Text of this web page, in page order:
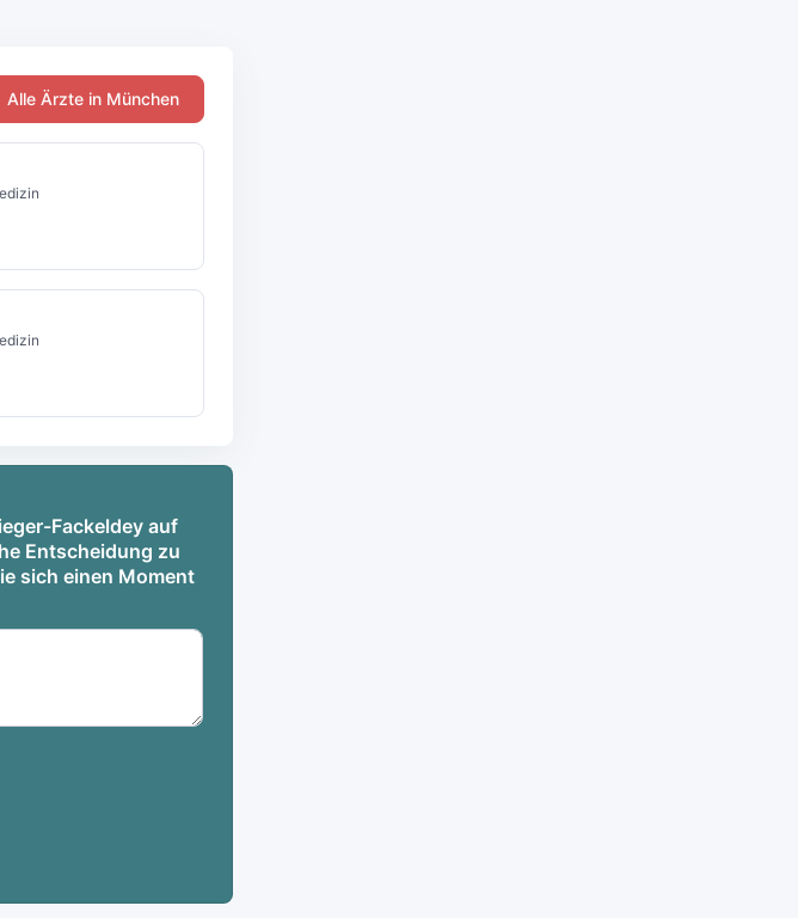
Alle Ärzte in München
Fackeldey auf
Entscheidung zu
sich einen Moment